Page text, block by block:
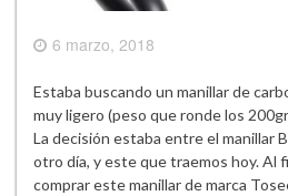
6 marzo, 2018
Estaba buscando un manillar de
muy ligero (peso que ronde los
La decisión estaba entre el manillar
otro día, y este que traemos hoy. Al
comprar este manillar de marca